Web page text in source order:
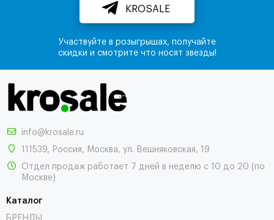
KROSALE
Участвуйте в розыгрышах, получайте
скидки и смотрите что носят звезды!
info@krosale.ru
111539 Россия Москва ул. Вешняковская, 19
Отдел продаж работает 7 дней в неделю с 10 до 20 (по
Москве)
Каталог
БРЕНДЫ